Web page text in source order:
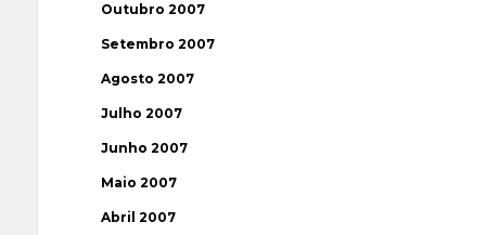
Outubro 2007
Setembro 2007
Agosto 2007
Julho 2007
Junho 2007
Maio 2007
Abril 2007